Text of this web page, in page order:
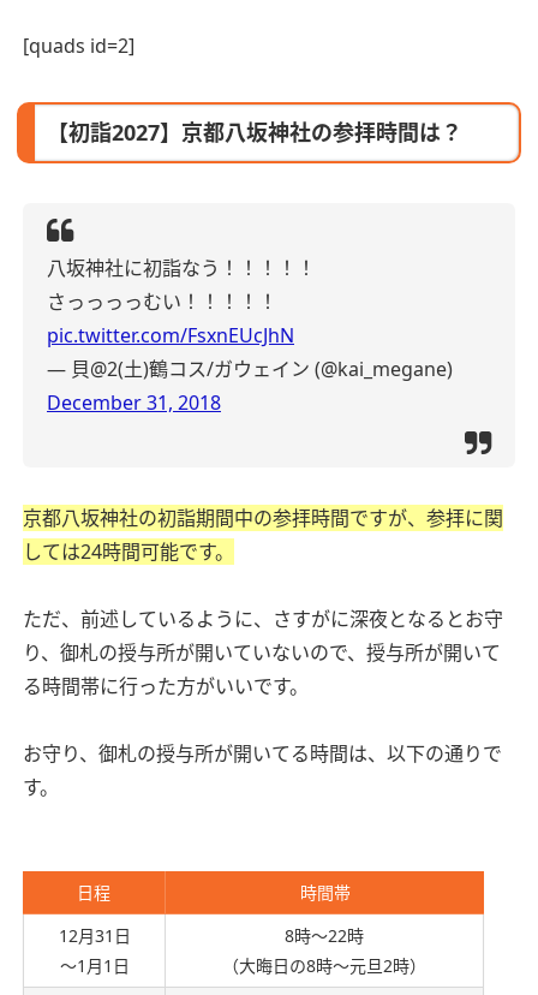
[quads id=2]
【初詣2027】京都八坂神社の参拝時間は？
八坂神社に初詣なう！！！！！
さっっっっむい！！！！！
pic.twitter.com/FsxnEUcJhN
— 貝@2(土)鶴コス/ガウェイン (@kai_megane)
December 31, 2018
京都八坂神社の初詣期間中の参拝時間ですが、参拝に関
しては24時間可能です。
ただ、前述しているように、さすがに深夜となるとお守
り、御札の授与所が開いていないので、授与所が開いて
る時間帯に行った方がいいです。
お守り、御札の授与所が開いてる時間は、以下の通りで
す。
日程
時間帯
12月31日
～1月1日
8時～22時
（大晦日の8時～元旦2時）